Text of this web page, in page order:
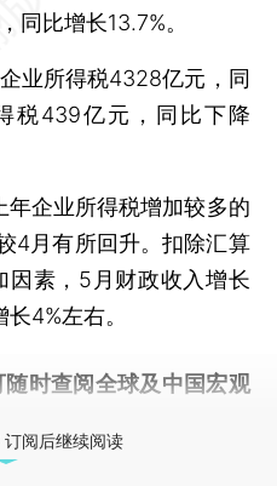
同比增长13.7%。
所得税4328亿元，同
税439亿元，同比下降
企业所得税增加较多的
4月有所回升。扣除汇算
因素，5月财政收入增长
4%左右。
随时查阅全球及中国宏观
订阅后继续阅读